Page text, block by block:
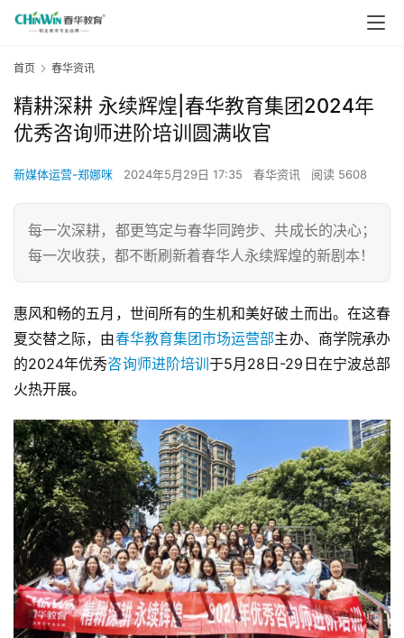
首页 春华资讯
精耕深耕 永续辉煌|春华教育集团2024年
优秀咨询师进阶培训圆满收官
新媒体运营-郑娜咪 2024年5月29日 17:35 春华资讯 阅读 5608
每一次深耕，都更笃定与春华同跨步、共成长的决心；
每一次收获，都不断刷新着春华人永续辉煌的新剧本！
惠风和畅的五月，世间所有的生机和美好破土而出。在这春
夏交替之际，由春华教育集团市场运营部主办、商学院承办
的2024年优秀咨询师进阶培训于5月28日-29日在宁波总部
火热开展。